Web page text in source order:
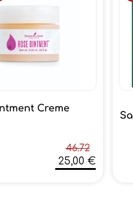
Creme
46.72
25,00 €